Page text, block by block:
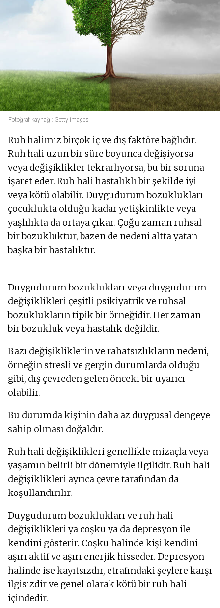
Fotoğraf kaynağı: Getty images
Ruh halimiz birçok iç ve dış faktöre bağlıdır.
Ruh hali uzun bir süre boyunca değişiyorsa
veya değişiklikler tekrarlıyorsa, bu bir soruna
işaret eder. Ruh hali hastalıklı bir şekilde iyi
veya kötü olabilir. Duygudurum bozuklukları
çocuklukta olduğu kadar yetişkinlikte veya
yaşlılıkta da ortaya çıkar. Çoğu zaman ruhsal
bir bozukluktur, bazen de nedeni altta yatan
başka bir hastalıktır.
Duygudurum bozuklukları veya duygudurum
değişiklikleri çeşitli psikiyatrik ve ruhsal
bozuklukların tipik bir örneğidir. Her zaman
bir bozukluk veya hastalık değildir.
Bazı değişikliklerin ve rahatsızlıkların nedeni,
örneğin stresli ve gergin durumlarda olduğu
gibi, dış çevreden gelen önceki bir uyarıcı
olabilir.
Bu durumda kişinin daha az duygusal dengeye
sahip olması doğaldır.
Ruh hali değişiklikleri genellikle mizaçla veya
yaşamın belirli bir dönemiyle ilgilidir. Ruh hali
değişiklikleri ayrıca çevre tarafından da
koşullandırılır.
Duygudurum bozuklukları ve ruh hali
değişiklikleri ya coşku ya da depresyon ile
kendini gösterir. Coşku halinde kişi kendini
aşırı aktif ve aşırı enerjik hisseder. Depresyon
halinde ise kayıtsızdır, etrafındaki şeylere karşı
ilgisizdir ve genel olarak kötü bir ruh hali
içindedir.